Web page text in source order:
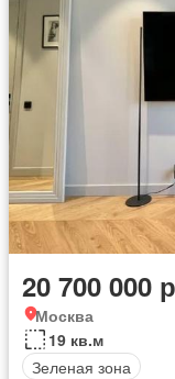
20 700 000
Москва
19 кв.м
Зеленая зона